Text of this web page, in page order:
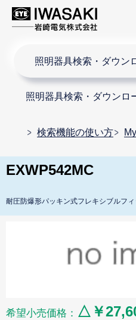
照明器具検索・ダウン
照明器具検索・ダウンロ
検索機能の使い方
EXWP542MC
耐圧防爆形パッキン式フレキシブルフ
希望小売価格： △￥